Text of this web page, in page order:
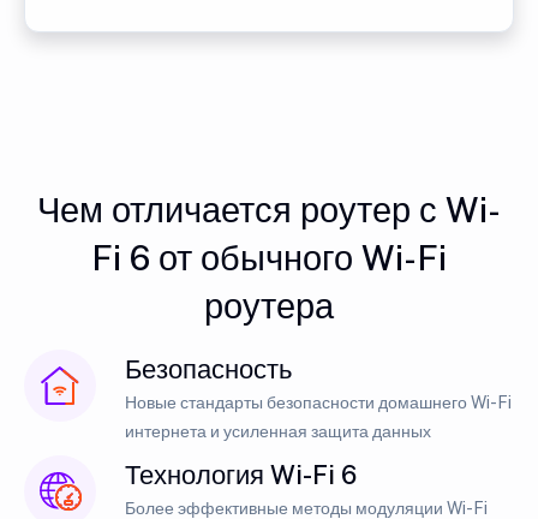
Чем отличается роутер с Wi-
Fi 6 от обычного Wi-Fi
роутера
Безопасность
Новые стандарты безопасности домашнего Wi-Fi
интернета и усиленная защита данных
Технология Wi-Fi 6
Более эффективные методы модуляции Wi-Fi